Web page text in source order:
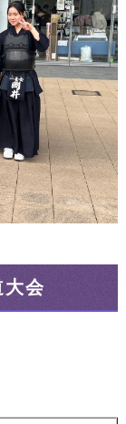
大会